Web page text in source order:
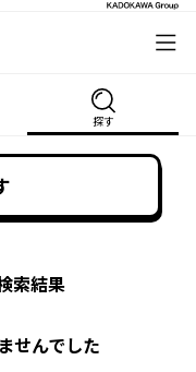
探す
索結果
せんでした